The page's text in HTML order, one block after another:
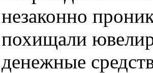
незаконно
похищали
денежные